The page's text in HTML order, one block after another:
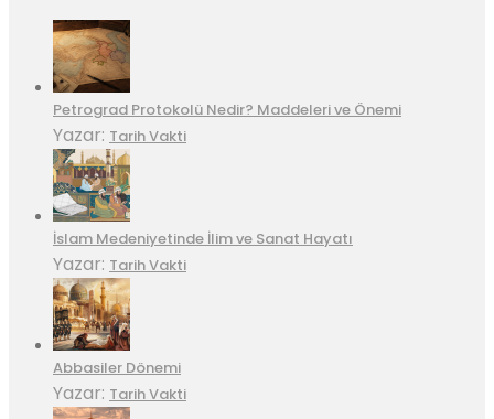
Petrograd Protokolü Nedir? Maddeleri ve Önemi
Yazar: Tarih Vakti
İslam Medeniyetinde İlim ve Sanat Hayatı
Yazar: Tarih Vakti
Abbasiler Dönemi
Yazar: Tarih Vakti